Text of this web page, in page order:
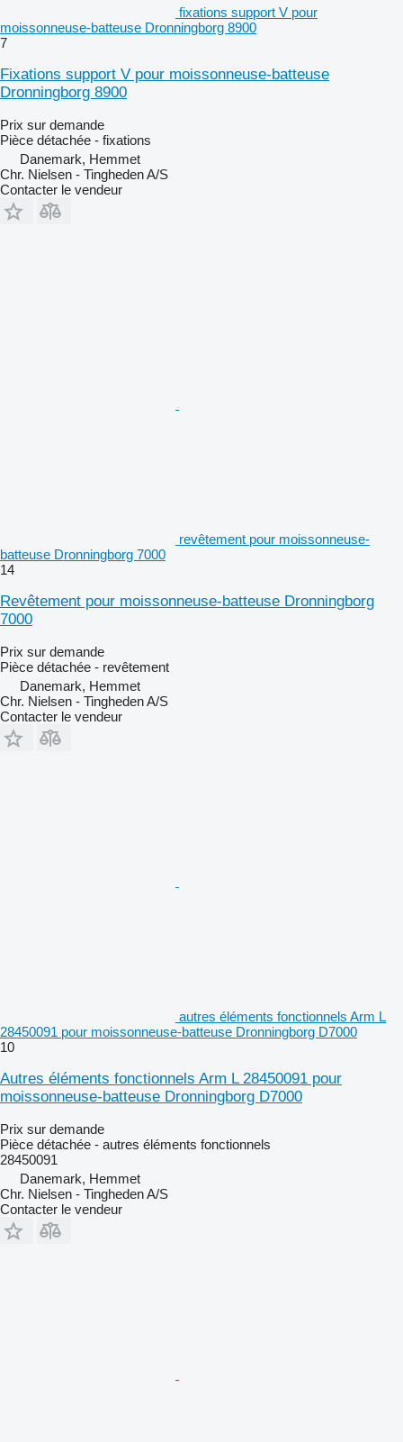
fixations support V pour
moissonneuse-batteuse Dronningborg 8900
7
Fixations support V pour moissonneuse-batteuse
Dronningborg 8900
Prix sur demande
Pièce détachée - fixations
Danemark, Hemmet
Chr. Nielsen - Tingheden A/S
Contacter le vendeur
revêtement pour moissonneuse-
batteuse Dronningborg 7000
14
Revêtement pour moissonneuse-batteuse Dronningborg
7000
Prix sur demande
Pièce détachée - revêtement
Danemark, Hemmet
Chr. Nielsen - Tingheden A/S
Contacter le vendeur
autres éléments fonctionnels Arm L
28450091 pour moissonneuse-batteuse Dronningborg D7000
10
Autres éléments fonctionnels Arm L 28450091 pour
moissonneuse-batteuse Dronningborg D7000
Prix sur demande
Pièce détachée - autres éléments fonctionnels
28450091
Danemark, Hemmet
Chr. Nielsen - Tingheden A/S
Contacter le vendeur